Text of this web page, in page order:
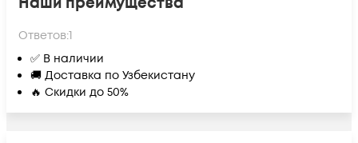
Ответов:1
✅ В наличии
🚚 Доставка по Узбекистану
🔥 Скидки до 50%